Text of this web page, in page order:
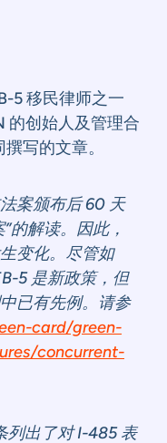
5 移民律师之一
的创始人及管理合
撰写的文章。
案颁布后 60 天
的解读。因此，
变化。尽管如
5 是新政策，但
已有先例。请参
card/green-
concurrent-
列出了对 I-485 表